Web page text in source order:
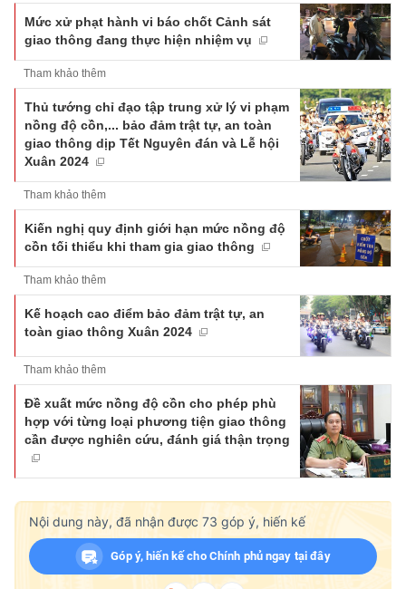
Mức xử phạt hành vi báo chốt Cảnh sát
giao thông đang thực hiện nhiệm vụ
Tham khảo thêm
Thủ tướng chỉ đạo tập trung xử lý vi phạm
nồng độ cồn,... bảo đảm trật tự, an toàn
giao thông dịp Tết Nguyên đán và Lễ hội
Xuân 2024
Tham khảo thêm
Kiến nghị quy định giới hạn mức nồng độ
cồn tối thiểu khi tham gia giao thông
Tham khảo thêm
Kế hoạch cao điểm bảo đảm trật tự, an
toàn giao thông Xuân 2024
Tham khảo thêm
Đề xuất mức nồng độ cồn cho phép phù
hợp với từng loại phương tiện giao thông
cần được nghiên cứu, đánh giá thận trọng
Nội dung này, đã nhận được 73 góp ý, hiến kế
Góp ý, hiến kế cho Chính phủ ngay tại đây